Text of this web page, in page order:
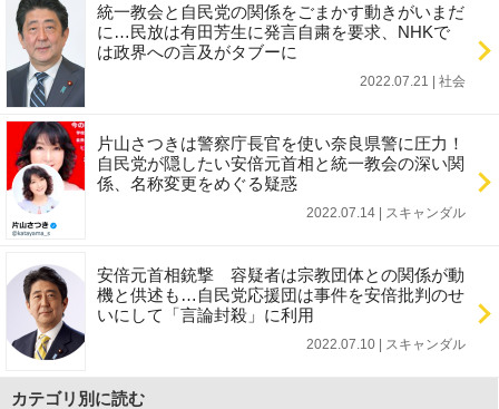
統一教会と自民党の関係をごまかす動きがいまだ
に…民放は有田芳生に発言自粛を要求、NHKで
は政界への言及がタブーに
2022.07.21 | 社会
片山さつきは警察庁長官を使い奈良県警に圧力！
自民党が隠したい安倍元首相と統一教会の深い関
係、名称変更をめぐる疑惑
2022.07.14 | スキャンダル
安倍元首相銃撃 容疑者は宗教団体との関係が動
機と供述も…自民党応援団は事件を安倍批判のせ
いにして「言論封殺」に利用
2022.07.10 | スキャンダル
カテゴリ別に読む